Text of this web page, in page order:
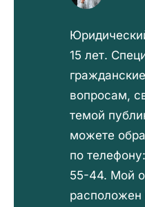
15 лет.
вопросам,
темой
можете
по
55-44. Мой
расположен